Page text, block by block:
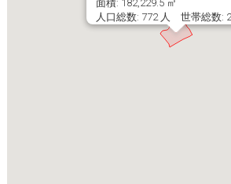
面積: 182,229.5 ㎡
人口総数: 772 人 世帯総数: